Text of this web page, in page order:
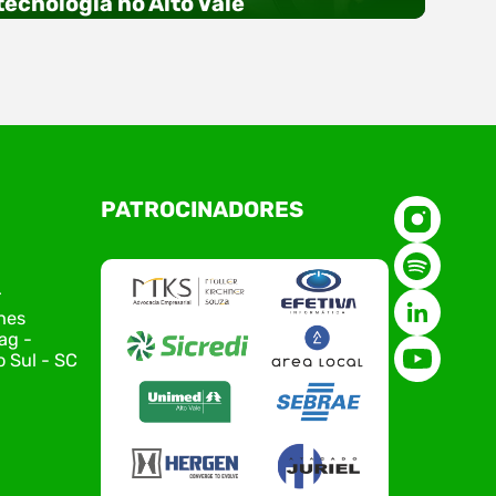
O Polo ACATE-ACIRS, por meio do NIAVI – Núcleo
de Tecnologia da Informação do Alto Vale do
Conexão Tech NIAVI, reunindo empresas de
tecnologia da região para uma noite de
conteúdo estratégico e
de novas iniciativas para o setor.
encontro aconteceu em Rio…
-
Sul - SC
PATROCINADORES